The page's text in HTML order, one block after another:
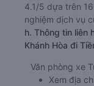
4.1/5 dựa trên
nghiệm dịch vụ
h. Thông tin liên
Khánh Hòa đi
Văn phòng xe
Xem địa